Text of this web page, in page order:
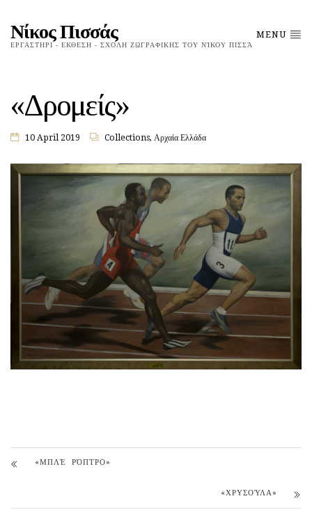
Νίκος Πισσάς
ΕΡΓΑΣΤΗΡΙ - ΕΚΘΕΣΗ - ΣΧΟΛΗ ΖΩΓΡΑΦΙΚΗΣ ΤΟΥ ΝΊΚΟΥ ΠΙΣΣΆ
MENU
«Δρομείς»
10 April 2019 Collections, Αρχαία Ελλάδα
«ΜΠΛΈ ΡΌΠΤΡΟ»
«ΧΡΥΣΟΎΛΑ»